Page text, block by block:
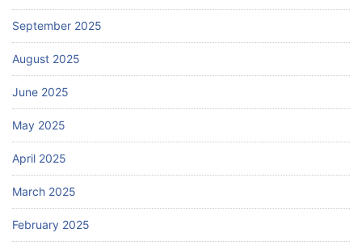
September 2025
August 2025
June 2025
May 2025
April 2025
March 2025
February 2025